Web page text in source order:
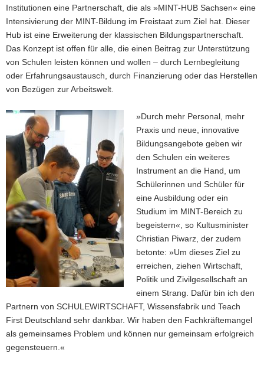
Institutionen eine Partnerschaft, die als »MINT-HUB Sachsen« eine
Intensivierung der MINT-Bildung im Freistaat zum Ziel hat. Dieser
Hub ist eine Erweiterung der klassischen Bildungspartnerschaft.
Das Konzept ist offen für alle, die einen Beitrag zur Unterstützung
von Schulen leisten können und wollen – durch Lernbegleitung
oder Erfahrungsaustausch, durch Finanzierung oder das Herstellen
von Bezügen zur Arbeitswelt.
»Durch mehr Personal, mehr
Praxis und neue, innovative
Bildungsangebote geben wir
den Schulen ein weiteres
Instrument an die Hand, um
Schülerinnen und Schüler für
eine Ausbildung oder ein
Studium im MINT-Bereich zu
begeistern«, so Kultusminister
Christian Piwarz, der zudem
betonte: »Um dieses Ziel zu
erreichen, ziehen Wirtschaft,
Politik und Zivilgesellschaft an
einem Strang. Dafür bin ich den
Partnern von SCHULEWIRTSCHAFT, Wissensfabrik und Teach
First Deutschland sehr dankbar. Wir haben den Fachkräftemangel
als gemeinsames Problem und können nur gemeinsam erfolgreich
gegensteuern.«